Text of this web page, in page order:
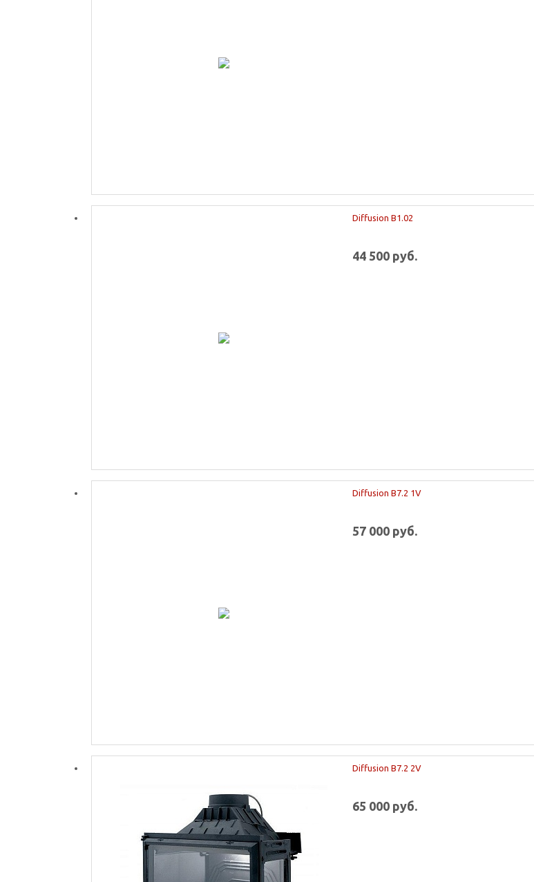
Diffusion B1.02
44 500 руб.
Diffusion B7.2 1V
57 000 руб.
Diffusion B7.2 2V
65 000 руб.